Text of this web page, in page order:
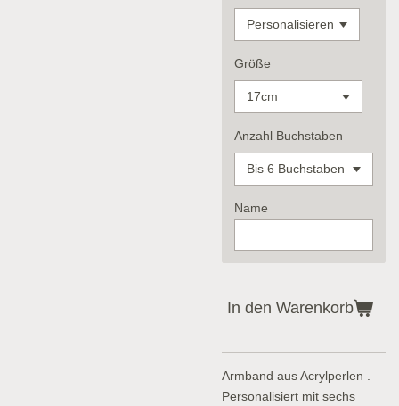
Größe
Anzahl Buchstaben
Name
In den Warenkorb
Armband aus Acrylperlen .
Personalisiert mit sechs